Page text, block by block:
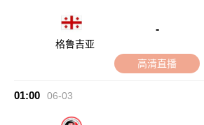
格鲁吉亚
-
高清直播
01:00 06-03